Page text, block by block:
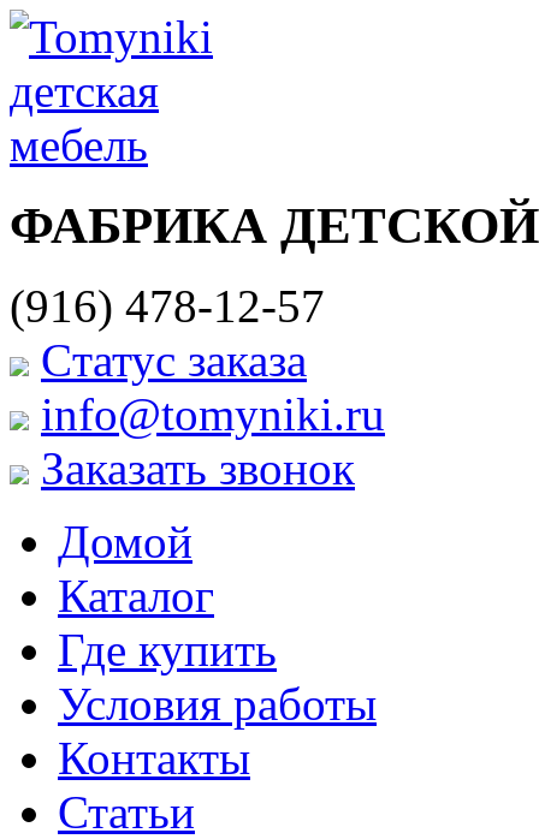
ФАБРИКА
(916) 478-12-57
Cтатус заказа
info@tomyniki.ru
Заказать звонок
Домой
Каталог
Где купить
Условия работы
Контакты
Статьи